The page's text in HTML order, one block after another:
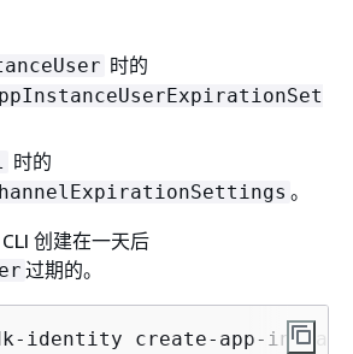
时的
时的
。
创建在一天后
过期的。
identity create-app-